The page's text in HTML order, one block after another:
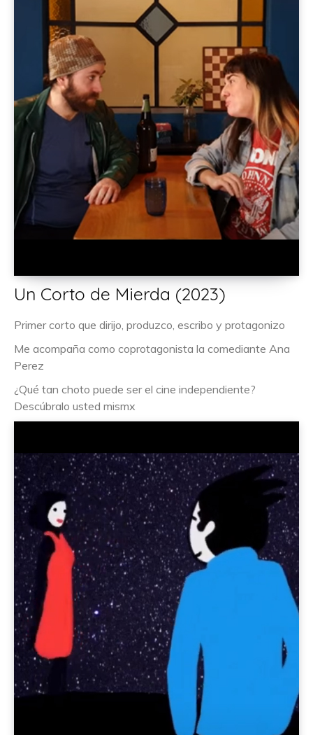
Un Corto de Mierda (2023)
Primer corto que dirijo, produzco, escribo y protagonizo
Me acompaña como coprotagonista la comediante Ana
Perez
¿Qué tan choto puede ser el cine independiente?
Descúbralo usted mismx